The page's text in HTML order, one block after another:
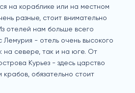
на кораблике или на местном
разные, стоит внимательно
отелей нам больше всего
Лемурия - отель очень высокого
на севере, так и на юге. От
Курьез - здесь царство
крабов, обязательно стоит